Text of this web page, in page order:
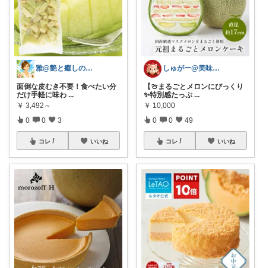
雅@艶と癒しの開運セカンドライフ
面倒な皮むき不要！食べたい分
だけ手軽に味わ ...
￥ 3,492～
0 0 3
コレ いいね
しゅがー@美味しいスイーツや雑貨紹介
【🍈まるごとメロンにびっくり
✨特別感たっぷ ...
￥ 10,000
0 0 49
コレ いいね